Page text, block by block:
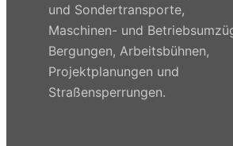
und Sondertransporte,
Maschinen- und
Bergungen, Arbeitsbühnen,
Projektplanungen und
Straßensperrungen.